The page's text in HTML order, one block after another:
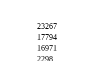
23267
17794
16971
2298